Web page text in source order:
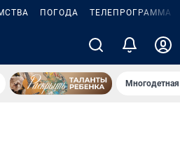
ПОГОДА ТЕЛЕПРОГРАММА